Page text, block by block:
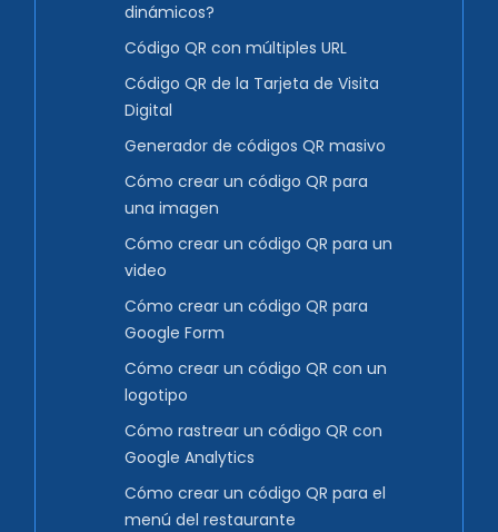
dinámicos?
Código QR con múltiples URL
Código QR de la Tarjeta de Visita
Digital
Generador de códigos QR masivo
Cómo crear un código QR para
una imagen
Cómo crear un código QR para un
video
Cómo crear un código QR para
Google Form
Cómo crear un código QR con un
logotipo
Cómo rastrear un código QR con
Google Analytics
Cómo crear un código QR para el
menú del restaurante